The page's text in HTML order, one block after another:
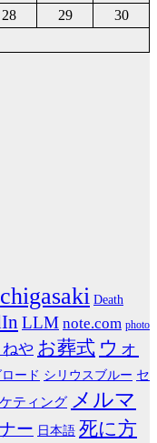
28 29
30
chigasaki Death
LLM note.com photo
や お葬式 ウォ
ード シリウスブルー セ
ティング メルマ
ー 日本語 死に方